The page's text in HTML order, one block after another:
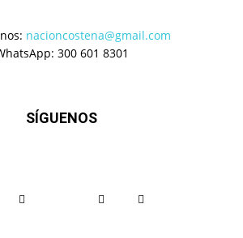
nacioncostena@gmail.com
300 601 8301
SÍGUENOS